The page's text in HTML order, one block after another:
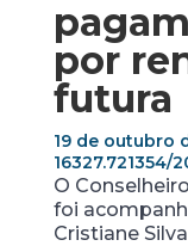
por
futura
19 de outubro
16327.721354/
O
foi
Cristiane